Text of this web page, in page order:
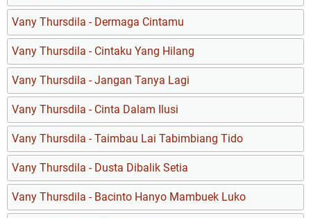
Vany Thursdila - Dermaga Cintamu
Vany Thursdila - Cintaku Yang Hilang
Vany Thursdila - Jangan Tanya Lagi
Vany Thursdila - Cinta Dalam Ilusi
Vany Thursdila - Taimbau Lai Tabimbiang Tido
Vany Thursdila - Dusta Dibalik Setia
Vany Thursdila - Bacinto Hanyo Mambuek Luko